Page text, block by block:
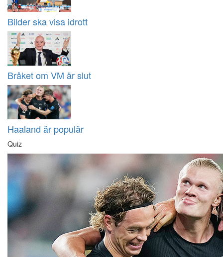
Bilder ska visa idrott
Bråket om VM är slut
Haaland är populär
Quiz